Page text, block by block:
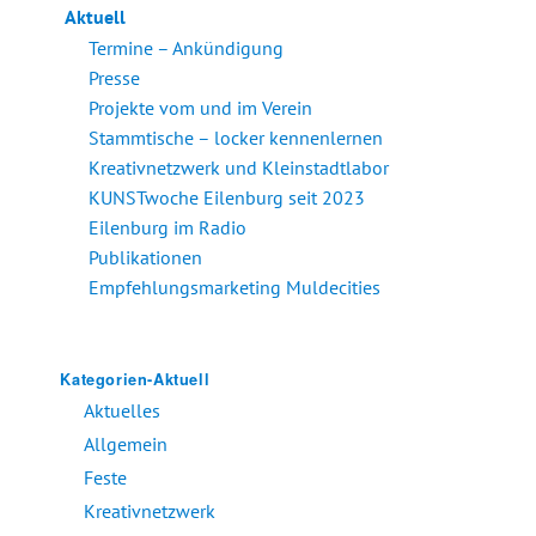
Aktuell
Termine – Ankündigung
Presse
Projekte vom und im Verein
Stammtische – locker kennenlernen
Kreativnetzwerk und Kleinstadtlabor
KUNSTwoche Eilenburg seit 2023
Eilenburg im Radio
Publikationen
Empfehlungsmarketing Muldecities
Kategorien-Aktuell
Aktuelles
Allgemein
Feste
Kreativnetzwerk